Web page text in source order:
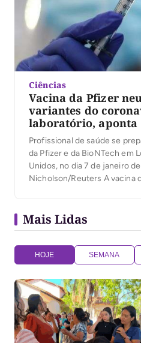
Ciências
Vacina da Pfizer
variantes do
laboratório, aponta
Profissional de saúde se
da Pfizer e da BioNTech em
Unidos, no dia 7 de janeiro
Nicholson/Reuters A vacina
coronavírus, aponta um
científica “Nature Medicine”
Mais Lidas
HOJE SEMANA